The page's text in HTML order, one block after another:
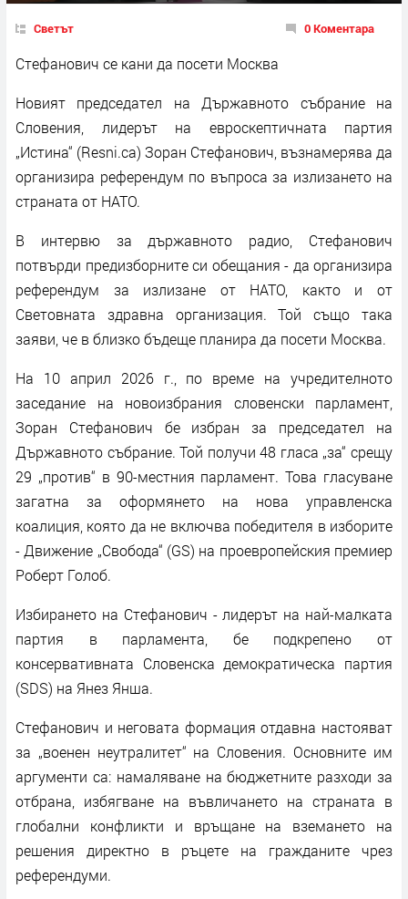
Светът 0 Коментара
Стефанович се кани да посети Москва
Новият председател на Държавното събрание на
Словения, лидерът на евроскептичната партия
„Истина“ (Resni.ca) Зоран Стефанович, възнамерява да
организира референдум по въпроса за излизането на
страната от НАТО.
В интервю за държавното радио, Стефанович
потвърди предизборните си обещания - да организира
референдум за излизане от НАТО, както и от
Световната здравна организация. Той също така
заяви, че в близко бъдеще планира да посети Москва.
На 10 април 2026 г., по време на учредителното
заседание на новоизбрания словенски парламент,
Зоран Стефанович бе избран за председател на
Държавното събрание. Той получи 48 гласа „за“ срещу
29 „против“ в 90-местния парламент. Това гласуване
загатна за оформянето на нова управленска
коалиция, която да не включва победителя в изборите
- Движение „Свобода“ (GS) на проевропейския премиер
Роберт Голоб.
Избирането на Стефанович - лидерът на най-малката
партия в парламента, бе подкрепено от
консервативната Словенска демократическа партия
(SDS) на Янез Янша.
Стефанович и неговата формация отдавна настояват
за „военен неутралитет“ на Словения. Основните им
аргументи са: намаляване на бюджетните разходи за
отбрана, избягване на въвличането на страната в
глобални конфликти и връщане на вземането на
решения директно в ръцете на гражданите чрез
референдуми.